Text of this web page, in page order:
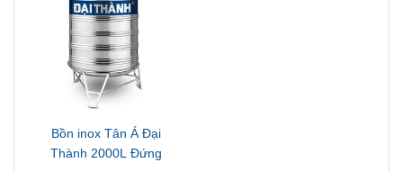
Bồn inox Tân Á Đại
Thành 2000L Đứng